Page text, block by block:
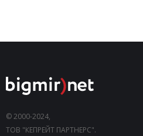
© 2000-2024,
ТОВ "КЕПРЕЙТ ПАРТНЕРС".